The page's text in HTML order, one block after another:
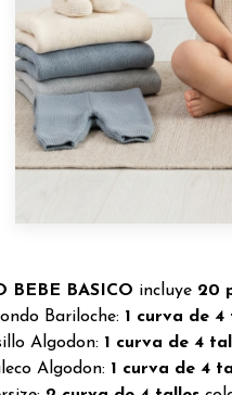
BEBE BASICO incluye 20
Bariloche: 1 curva de 4
Algodon: 1 curva de 4
Algodon: 1 curva de 4